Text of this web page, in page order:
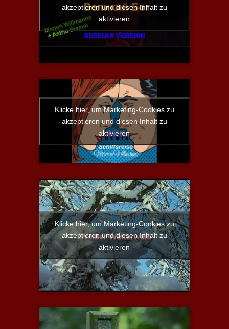
akzeptieren und diesen Inhalt zu
aktivieren
Klicke hier, um Marketing-Cookies zu
akzeptieren und diesen Inhalt zu
aktivieren
Klicke hier, um Marketing-Cookies zu
akzeptieren und diesen Inhalt zu
aktivieren